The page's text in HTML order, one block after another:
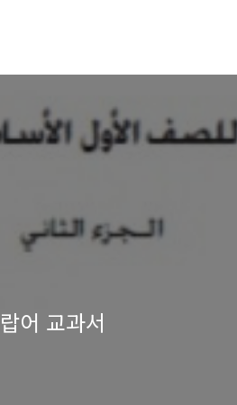
어 교과서